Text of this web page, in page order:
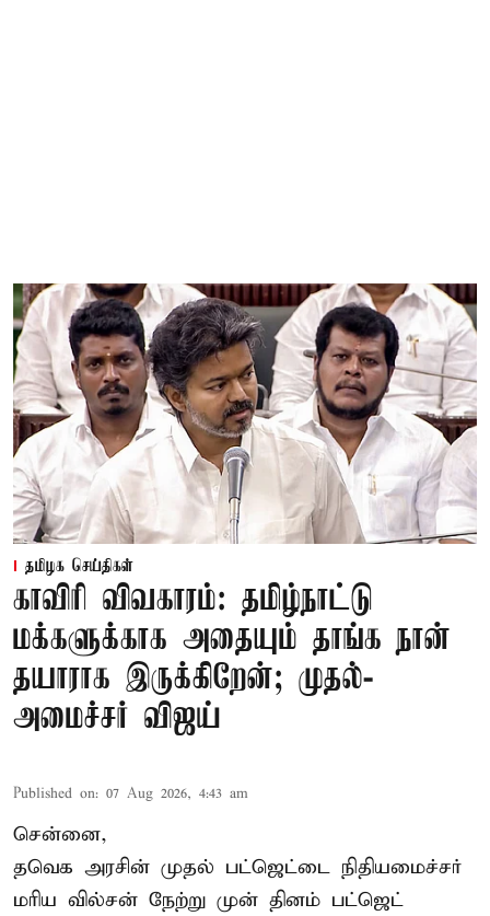
தமிழக செய்திகள்
காவிரி விவகாரம்: தமிழ்நாட்டு
மக்களுக்காக அதையும் தாங்க நான்
தயாராக இருக்கிறேன்; முதல்-
அமைச்சர் விஜய்
Published on: 07 Aug 2026, 4:43 am
சென்னை,
தவெக அரசின் முதல் பட்ஜெட்டை நிதியமைச்சர்
மரிய வில்சன் நேற்று முன் தினம் பட்ஜெட்